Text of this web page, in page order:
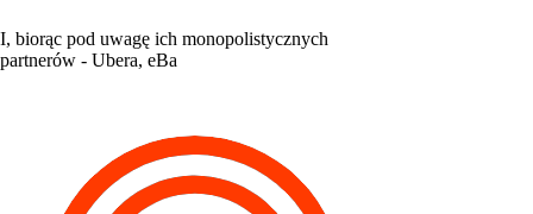
I, biorąc pod uwagę ich monopolistycznych
partnerów - Ubera, eBa